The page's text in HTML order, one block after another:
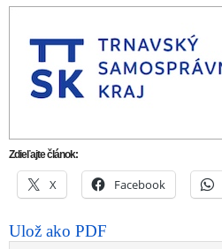
Zdieľajte článok:
X Facebook
Ulož ako PDF